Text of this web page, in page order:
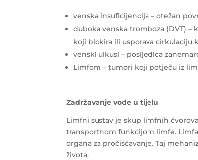
venska insuficijencija – otežan
duboka venska tromboza (DVT) –
koji blokira ili usporava cirkulaciju
venski ulkusi – posljedica
Limfom – tumori koji potječu iz
Zadržavanje vode u tijelu
Limfni sustav je skup limfnih
transportnom funkcijom limfe.
organa za pročišćavanje. Taj
života.